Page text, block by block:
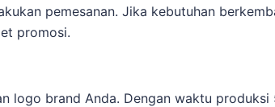
pemesanan. Jika kebutuhan
promosi.
logo brand Anda. Dengan waktu produksi